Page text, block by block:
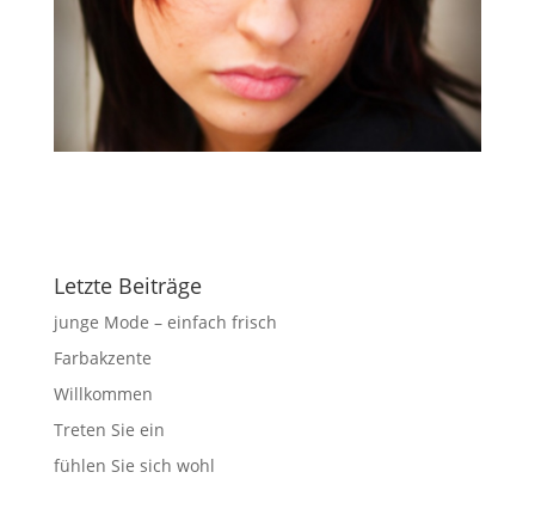
Letzte Beiträge
junge Mode – einfach frisch
Farbakzente
Willkommen
Treten Sie ein
fühlen Sie sich wohl